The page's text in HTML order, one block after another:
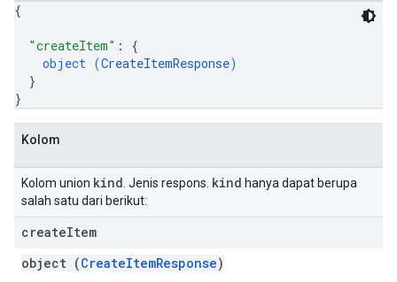
{
"createItem" : {
object (CreateItemResponse)
}
}
Kolom
Kolom union kind . Jenis respons. kind hanya dapat berupa
salah satu dari berikut:
createItem
object (CreateItemResponse)